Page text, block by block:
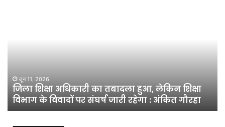
शिक्षा
विभाग
विवादों
जून 11, 2026
जिला शिक्षा अधिकारी का तबादला हुआ, लेकिन शिक्षा
विभाग के विवादों पर संघर्ष जारी रहेगा : अंकित गौरहा